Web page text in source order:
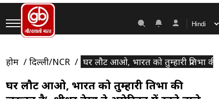
होम दिल्ली/NCR घर लौट आओ, भारत को तुम्हारी प्रतिभा
घर लौट आओ, भारत को तुम्हारी प्रतिभा की